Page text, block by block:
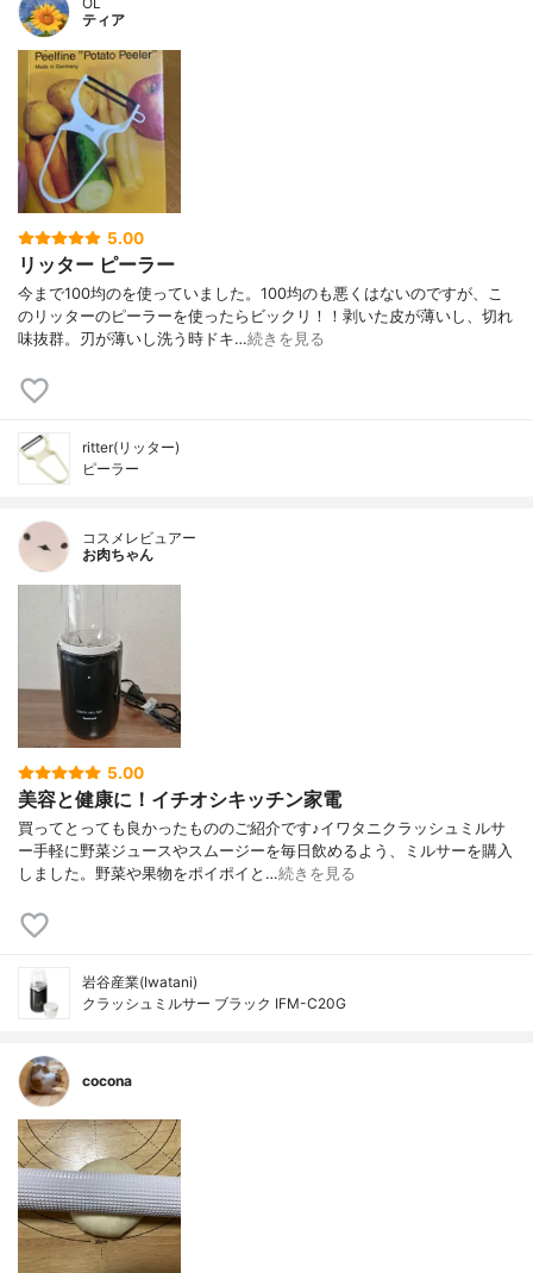
ティア
5.00
リッター ピーラー
今まで100均のを使っていました。100均のも悪くはないのですが、こ
のリッターのピーラーを使ったらビックリ！！剥いた皮が薄いし、切れ
味抜群。刃が薄いし洗う時ドキ…続きを見る
ritter(リッター)
ピーラー
コスメレビュアー
お肉ちゃん
5.00
美容と健康に！イチオシキッチン家電
買ってとっても良かったもののご紹介です♪イワタニクラッシュミルサ
ー手軽に野菜ジュースやスムージーを毎日飲めるよう、ミルサーを購入
しました。野菜や果物をポイポイと…続きを見る
岩谷産業(Iwatani)
クラッシュミルサー ブラック IFM-C20G
cocona